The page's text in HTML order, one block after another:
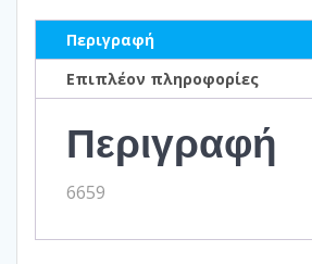
Περιγραφή
Επιπλέον πληροφορίες
Περιγραφή
6659